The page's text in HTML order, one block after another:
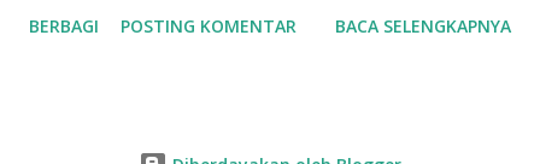
benar fokus. Semua terasa setengah-setengah. Semua
BERBAGI POSTING KOMENTAR BACA SELENGKAPNYA